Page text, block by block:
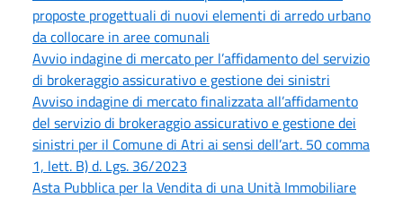
proposte progettuali di nuovi elementi di arredo urbano
da collocare in aree comunali
Avvio indagine di mercato per l’affidamento del servizio
di brokeraggio assicurativo e gestione dei sinistri
Avviso indagine di mercato finalizzata all’affidamento
del servizio di brokeraggio assicurativo e gestione dei
sinistri per il Comune di Atri ai sensi dell’art. 50 comma
1, lett. B) d. Lgs. 36/2023
Asta Pubblica per la Vendita di una Unità Immobiliare